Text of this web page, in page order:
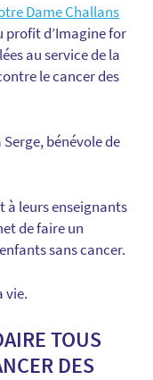
Dame Challans
profit d’Imagine for
au service de la
le cancer des
bénévole de
à leurs enseignants
de faire un
sans cancer.
vie.
TOUS
DES